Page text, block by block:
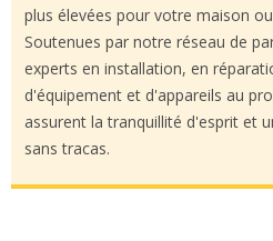
plus élevées pour votre maison
Soutenues par notre réseau de
experts en installation, en
d'équipement et d'appareils au
assurent la tranquillité d'esprit et
sans tracas.